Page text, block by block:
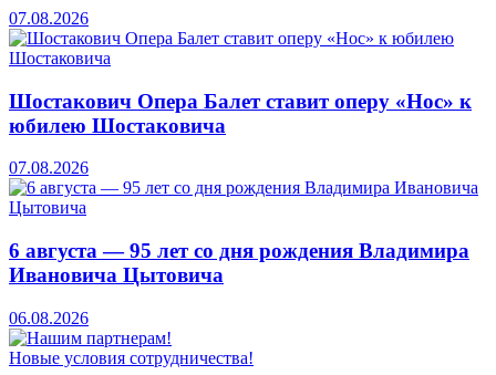
07.08.2026
Шостакович Опера Балет ставит оперу «Нос» к
юбилею Шостаковича
07.08.2026
6 августа — 95 лет со дня рождения Владимира
Ивановича Цытовича
06.08.2026
Новые условия сотрудничества!